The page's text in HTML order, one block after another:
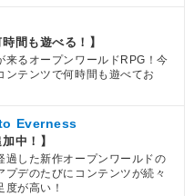
効果】
イヤ人
超サイヤ人
血
超激戦
テゴリー(3)】
間も遊べる！】
来るオープンワールドRPG！今
ンテンツで何時間も遊べてお
Everness
中！】
過した新作オープンワールドの
プデのたびにコンテンツが続々
が高い！